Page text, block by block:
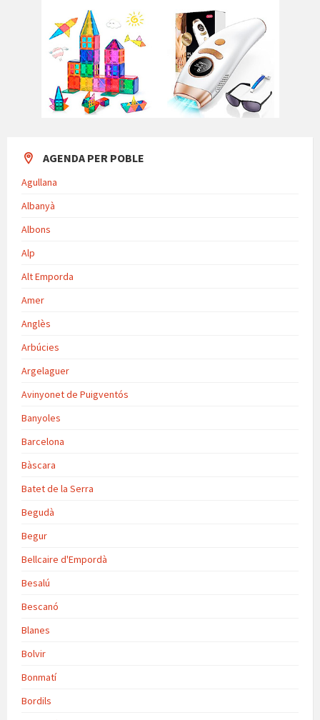
AGENDA PER POBLE
Agullana
Albanyà
Albons
Alp
Alt Emporda
Amer
Anglès
Arbúcies
Argelaguer
Avinyonet de Puigventós
Banyoles
Barcelona
Bàscara
Batet de la Serra
Begudà
Begur
Bellcaire d'Empordà
Besalú
Bescanó
Blanes
Bolvir
Bonmatí
Bordils